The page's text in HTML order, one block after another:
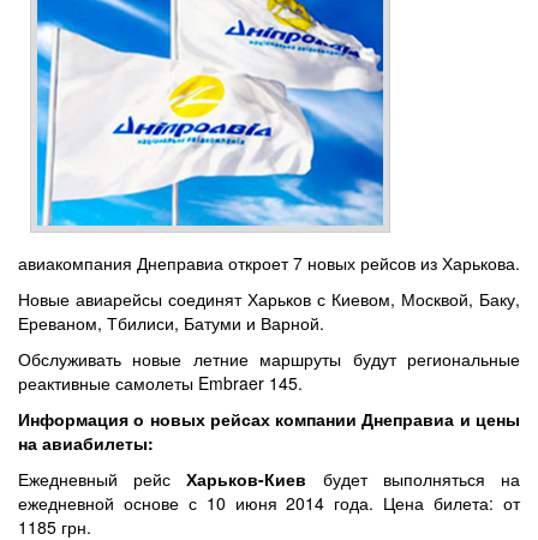
авиакомпания Днеправиа откроет 7 новых рейсов из Харькова.
Новые авиарейсы соединят Харьков с Киевом, Москвой, Баку,
Ереваном, Тбилиси, Батуми и Варной.
Обслуживать новые летние маршруты будут региональные
реактивные самолеты Embraer 145.
Информация о новых рейсах компании Днеправиа и цены
на авиабилеты:
Ежедневный рейсХарьков-Киев будет выполняться на
ежедневной основе с 10 июня 2014 года. Цена билета: от
1185 грн.